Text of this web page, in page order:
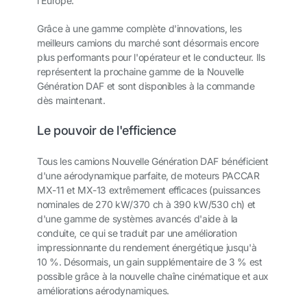
Grâce à une gamme complète d'innovations, les
meilleurs camions du marché sont désormais encore
plus performants pour l'opérateur et le conducteur. Ils
représentent la prochaine gamme de la Nouvelle
Génération DAF et sont disponibles à la commande
dès maintenant.
Le pouvoir de l'efficience
Tous les camions Nouvelle Génération DAF bénéficient
d'une aérodynamique parfaite, de moteurs PACCAR
MX-11 et MX-13 extrêmement efficaces (puissances
nominales de 270 kW/370 ch à 390 kW/530 ch) et
d'une gamme de systèmes avancés d'aide à la
conduite, ce qui se traduit par une amélioration
impressionnante du rendement énergétique jusqu'à
10 %. Désormais, un gain supplémentaire de 3 % est
possible grâce à la nouvelle chaîne cinématique et aux
améliorations aérodynamiques.